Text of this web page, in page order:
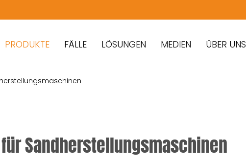
PRODUKTE FÄLLE LÖSUNGEN MEDIEN ÜBER UNS
Sandherstellungsmaschinen